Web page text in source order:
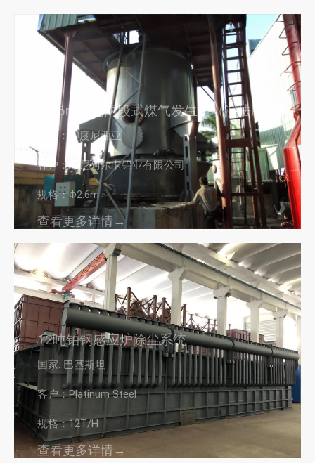
Φ2.6m印尼两段式煤气发生炉（湿法脱硫）
国家：印度尼西亚
客户：印尼阿尔卡铝业有限公司
规格：Φ2.6m
查看更多详情→
12吨铂钢感应炉除尘系统
国家: 巴基斯坦
客户：Platinum Steel
规格：12T/H
查看更多详情→